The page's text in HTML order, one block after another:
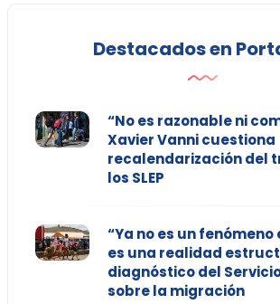
Destacados en
“No es razonable ni
Xavier Vanni cuestiona
recalendarización del
los SLEP
“Ya no es un
es una realidad
diagnóstico del
sobre la migración